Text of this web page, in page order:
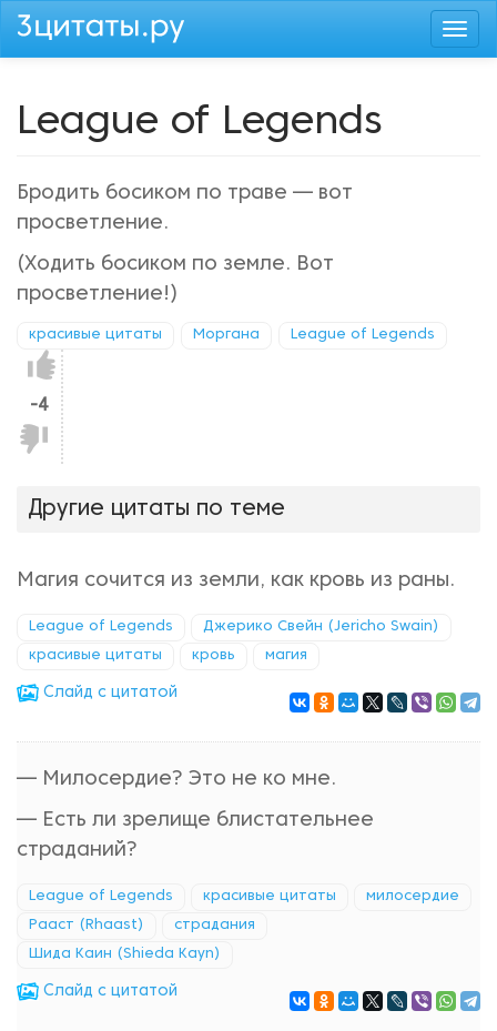
Перейти
League of Legends
Бродить босиком по траве — вот
просветление.
(Ходить босиком по земле. Вот
просветление!)
красивые цитаты Моргана League of Legends
Нравится!
-4
Не
нравится!
Другие цитаты по теме
Магия сочится из земли, как кровь из раны.
League of Legends Джерико Свейн (Jericho Swain)
красивые цитаты кровь магия
Cлайд с цитатой
— Милосердие? Это не ко мне.
— Есть ли зрелище блистательнее
страданий?
League of Legends красивые цитаты милосердие
Рааст (Rhaast) страдания
Шида Каин (Shieda Kayn)
Cлайд с цитатой